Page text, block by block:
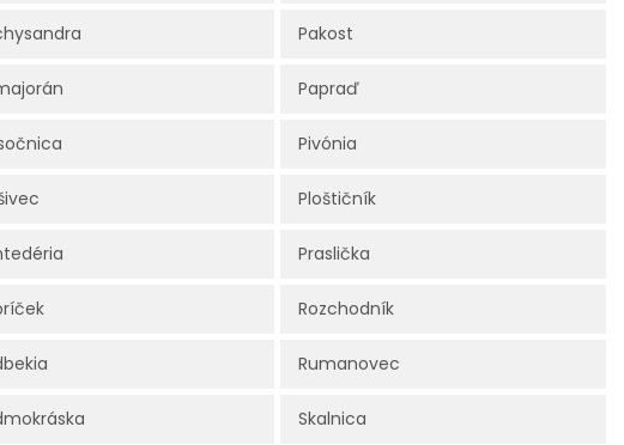
Pakost
Papraď
Pivónia
Ploštičník
Praslička
Rozchodník
Rumanovec
Skalnica